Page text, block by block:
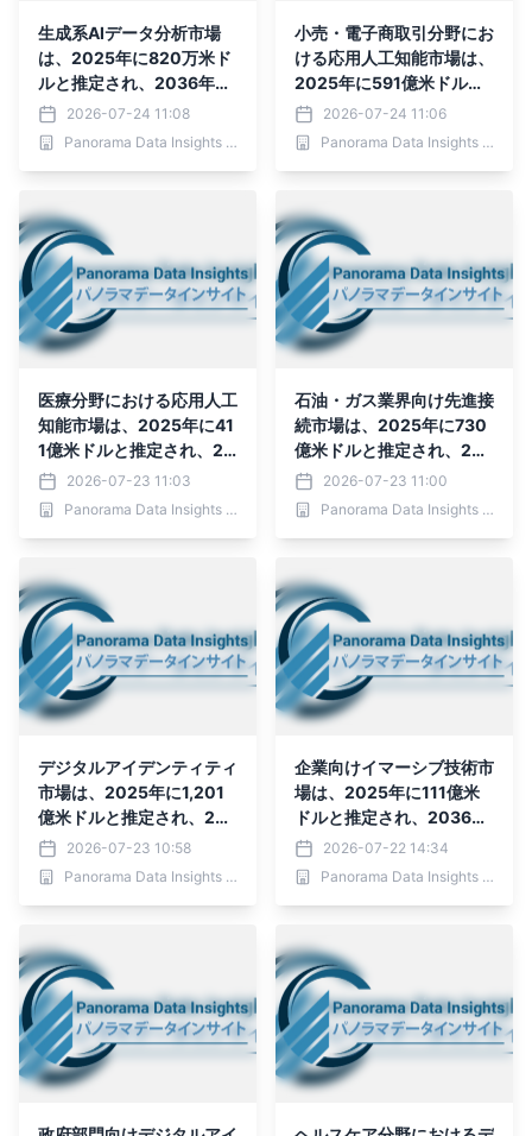
生成系AIデータ分析市場
は、2025年に820万米ド
ルと推定され、2036年ま
でに14億5,251万米ドルに
達すると予測されており、
予測期間（2026年～203
2026-07-24 11:08
Panorama Data Insights Ltd.
小売・電子商取引分野にお
ける応用人工知能市場は、
2025年に591億米ドルと
推定され、2036年までに
1兆1,426億8,000万米ド
ルに達すると予測されてお
2036年）
2026-07-24 11:06
Panorama Data Insights Ltd.
医療分野における応用人工
知能市場は、2025年に41
1億米ドルと推定され、20
36年までに1兆3,651億2,
000万米ドルに達すると
予測されており、予測期間
2026-07-23 11:03
Panorama Data Insights Ltd.
石油・ガス業界向け先進接
続市場は、2025年に730
億米ドルと推定され、203
6年までに4,992億9,000
万米ドルに達すると予測さ
れており、予測期間（202
2026-07-23 11:00
Panorama Data Insights Ltd.
デジタルアイデンティティ
市場は、2025年に1,201
億米ドルと推定され、203
6年までに9,985億5,000
万米ドルに達すると予測さ
れており、予測期間（202
2026-07-23 10:58
Panorama Data Insights Ltd.
企業向けイマーシブ技術市
場は、2025年に111億米
ドルと推定され、2036年
までに954億1,000万米ド
ルに達すると予測されてお
り、予測期間（2026年～
2026-07-22 14:34
Panorama Data Insights Ltd.